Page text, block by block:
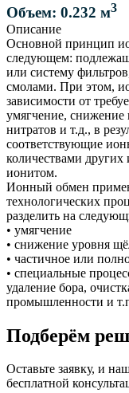
Объем: 0.232 м3
Описание
Основной принцип
следующем:
или систему
смолами. При этом,
зависимости от
умягчение, снижение
нитратов и т.д., в
соответствующие
количествами
ионитом.
Ионный обмен
технологических
разделить на
• умягчение
• снижение уровня
• частичное или
• специальные
удаление бора,
промышленности и
Подберём
Оставьте заявку, и
бесплатной